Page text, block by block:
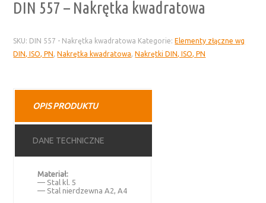
DIN 557 – Nakrętka kwadratowa
SKU: DIN 557 - Nakrętka kwadratowa Kategorie:Elementy złączne wg
DIN, ISO, PN,Nakrętka kwadratowa,Nakrętki DIN, ISO, PN
OPIS PRODUKTU
DANE TECHNICZNE
Materiał:
— Stal kl. 5
— Stal nierdzewna A2, A4